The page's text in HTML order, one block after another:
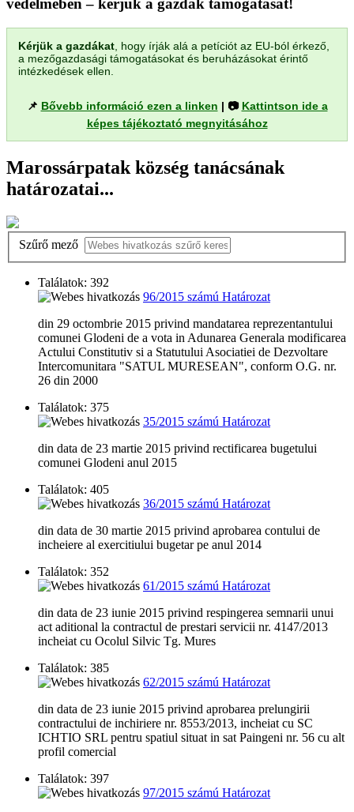
védelmében – kérjük a gazdák támogatását!
Kérjük a gazdákat , hogy írják alá a petíciót az EU-ból érkező,
a mezőgazdasági támogatásokat és beruházásokat érintő
intézkedések ellen.
📌 Bővebb információ ezen a linken | 📷 Kattintson ide a
képes tájékoztató megnyitásához
Marossárpatak község tanácsának
határozatai...
Szűrő mező
Találatok: 392
96/2015 számú Határozat
din 29 octombrie 2015 privind mandatarea reprezentantului
comunei Glodeni de a vota in Adunarea Generala modificarea
Actului Constitutiv si a Statutului Asociatiei de Dezvoltare
Intercomunitara "SATUL MURESEAN", conform O.G. nr.
26 din 2000
Találatok: 375
35/2015 számú Határozat
din data de 23 martie 2015 privind rectificarea bugetului
comunei Glodeni anul 2015
Találatok: 405
36/2015 számú Határozat
din data de 30 martie 2015 privind aprobarea contului de
incheiere al exercitiului bugetar pe anul 2014
Találatok: 352
61/2015 számú Határozat
din data de 23 iunie 2015 privind respingerea semnarii unui
act aditional la contractul de prestari servicii nr. 4147/2013
incheiat cu Ocolul Silvic Tg. Mures
Találatok: 385
62/2015 számú Határozat
din data de 23 iunie 2015 privind aprobarea prelungirii
contractului de inchiriere nr. 8553/2013, incheiat cu SC
ICHTIO SRL pentru spatiul situat in sat Paingeni nr. 56 cu alt
profil comercial
Találatok: 397
97/2015 számú Határozat